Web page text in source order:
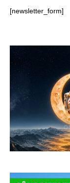
[newsletter_form]